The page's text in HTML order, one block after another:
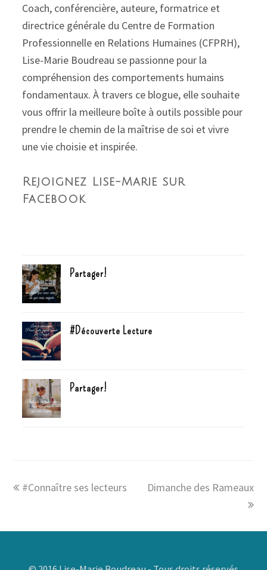
Coach, conférencière, auteure, formatrice et
directrice générale du Centre de Formation
Professionnelle en Relations Humaines (CFPRH),
Lise-Marie Boudreau se passionne pour la
compréhension des comportements humains
fondamentaux. À travers ce blogue, elle souhaite
vous offrir la meilleure boîte à outils possible pour
prendre le chemin de la maîtrise de soi et vivre
une vie choisie et inspirée.
Rejoignez Lise-Marie sur
Facebook
Partager!
#Découverte Lecture
Partager!
#Connaître ses lecteurs Dimanche des Rameaux